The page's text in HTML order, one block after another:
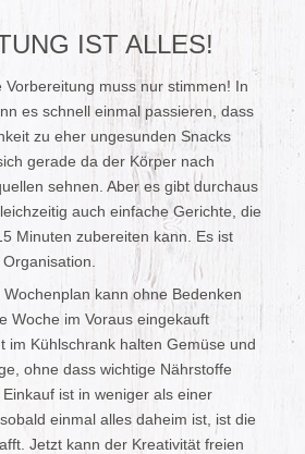
IST ALLES!
Vorbereitung muss nur stimmen! In
es schnell einmal passieren, dass
zu eher ungesunden Snacks
gerade da der Körper nach
sehnen. Aber es gibt durchaus
auch einfache Gerichte, die
Minuten zubereiten kann. Es ist
kann ohne Bedenken
Woche im Voraus eingekauft
im Kühlschrank halten Gemüse und
ohne dass wichtige Nährstoffe
ist in weniger als einer
einmal alles daheim ist, ist die
Jetzt kann der Kreativität freien